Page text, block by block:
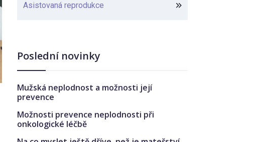
Asistovaná reprodukce
Poslední novinky
Mužská neplodnost a možnosti její
prevence
Možnosti prevence neplodnosti při
onkologické léčbě